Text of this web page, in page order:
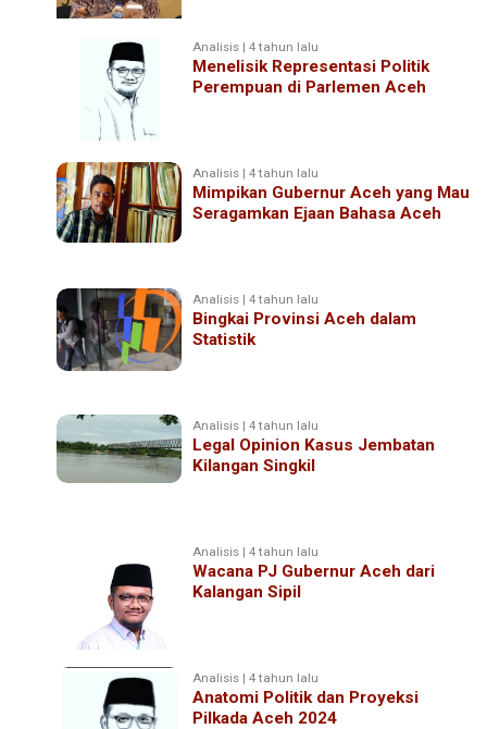
Analisis | 4 tahun lalu
Menelisik Representasi Politik
Perempuan di Parlemen Aceh
Analisis | 4 tahun lalu
Mimpikan Gubernur Aceh yang Mau
Seragamkan Ejaan Bahasa Aceh
Analisis | 4 tahun lalu
Bingkai Provinsi Aceh dalam
Statistik
Analisis | 4 tahun lalu
Legal Opinion Kasus Jembatan
Kilangan Singkil
Analisis | 4 tahun lalu
Wacana PJ Gubernur Aceh dari
Kalangan Sipil
Analisis | 4 tahun lalu
Anatomi Politik dan Proyeksi
Pilkada Aceh 2024